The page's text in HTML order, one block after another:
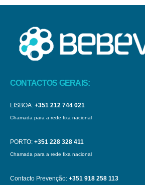
CONTACTOS GERAIS:
LISBOA: +351 212 744 021
Chamada para a rede fixa nacional
PORTO: +351 228 328 411
Chamada para a rede fixa nacional
Contacto Prevenção: +351 918 258 113